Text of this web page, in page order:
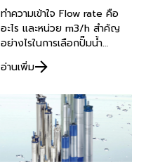
ทำความเข้าใจ Flow rate คือ
อะไร และหน่วย m3/h สำคัญ
อย่างไรในการเลือกปั๊มน้ำ
Franklin และ ปั๊มน้ำ Tsurumi
เพื่อประสิทธิภาพสูงสุดในงาน
อ่านเพิ่ม